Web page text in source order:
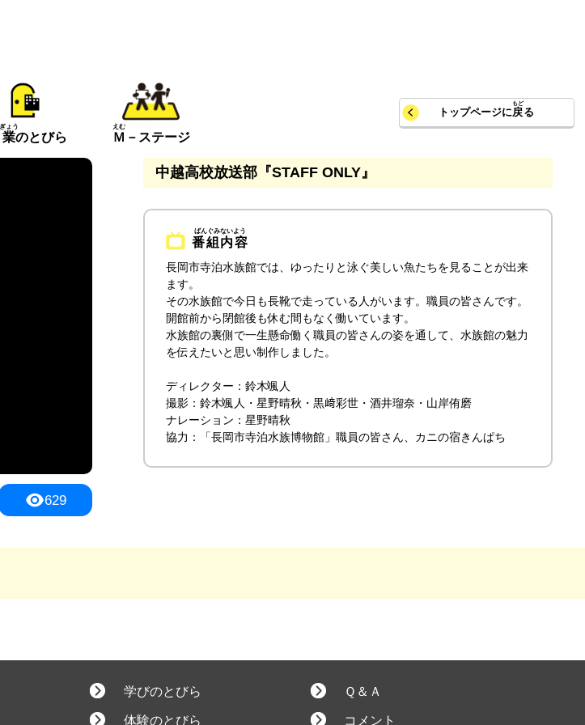
トップページに戻る
ょう
のとびら Ｍ
えむ
－ステージ
629
中越高校放送部『STAFF ONLY』
番組内容
長岡市寺泊水族館では、ゆったりと泳ぐ美しい魚たちを見ることが出来
ます。
その水族館で今日も長靴で走っている人がいます。職員の皆さんです。
開館前から閉館後も休む間もなく働いています。
水族館の裏側で一生懸命働く職員の皆さんの姿を通して、水族館の魅力
を伝えたいと思い制作しました。
ディレクター：鈴木颯人
撮影：鈴木颯人・星野晴秋・黒﨑彩世・酒井瑠奈・山岸侑磨
ナレーション：星野晴秋
協力：「長岡市寺泊水族博物館」職員の皆さん、カニの宿きんぱち
学びのとびら
体験のとびら
Ｑ＆Ａ
コメント